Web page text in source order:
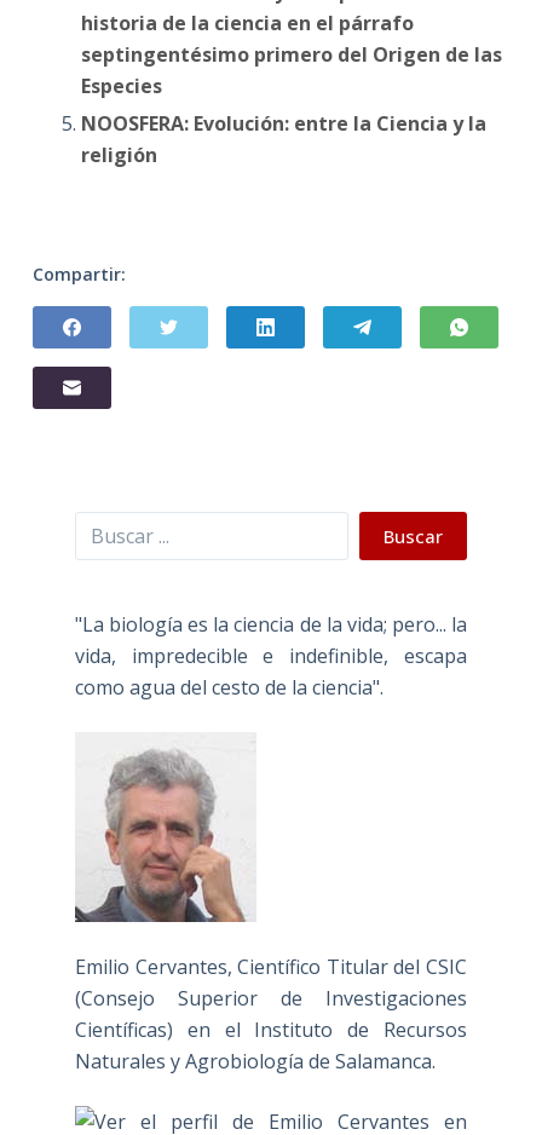
historia de la ciencia en el párrafo
septingentésimo primero del Origen de las
Especies
NOOSFERA: Evolución: entre la Ciencia y la
religión
Compartir:
Buscar Buscar
"La biología es la ciencia de la vida; pero... la
vida, impredecible e indefinible, escapa
como agua del cesto de la ciencia".
Emilio Cervantes, Científico Titular del CSIC
(Consejo Superior de Investigaciones
Científicas) en el Instituto de Recursos
Naturales y Agrobiología de Salamanca.